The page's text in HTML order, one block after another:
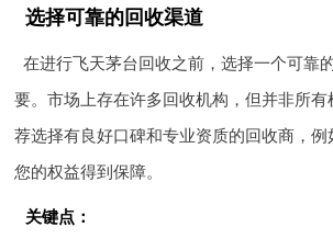
选择可靠的回收渠道
在进行飞天茅台回收之前，选择一个可靠
要。市场上存在许多回收机构，但并非所
荐选择有良好口碑和专业资质的回收商，例
您的权益得到保障。
关键点：